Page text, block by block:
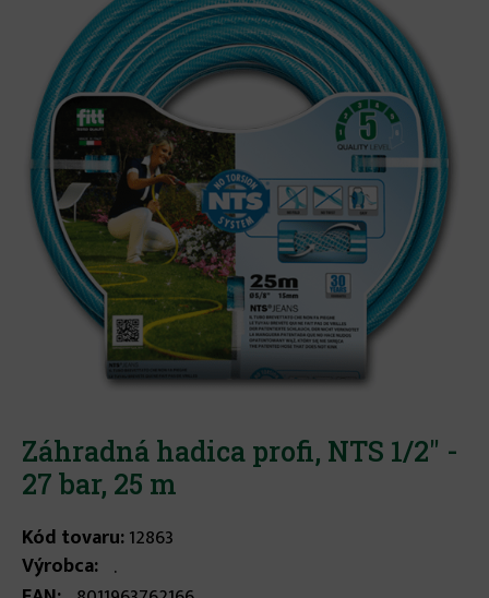
Záhradná hadica profi, NTS 1/2" -
27 bar, 25 m
Kód tovaru:12863
Výrobca: .